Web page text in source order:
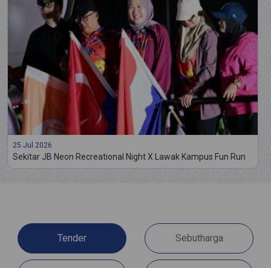
25 Jul 2026
Sekitar JB Neon Recreational Night X Lawak Kampus Fun Run
Tender Sebutharga